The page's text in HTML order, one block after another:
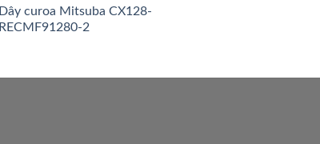
Dây curoa Mitsuba CX128-
RECMF91280-2